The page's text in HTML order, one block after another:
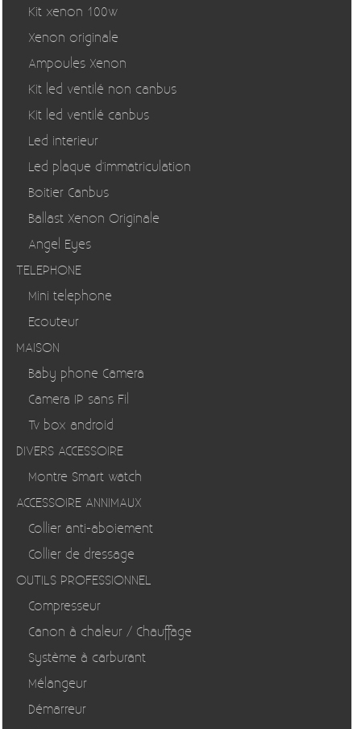
Kit xenon 100w
Xenon originale
Ampoules Xenon
Kit led ventilé non canbus
Kit led ventilé canbus
Led interieur
Led plaque d'immatriculation
Boitier Canbus
Ballast Xenon Originale
Angel Eyes
TELEPHONE
Mini telephone
Ecouteur
MAISON
Baby phone Camera
Camera IP sans Fil
Tv box android
DIVERS ACCESSOIRE
Montre Smart watch
ACCESSOIRE ANNIMAUX
Collier anti-aboiement
Collier de dressage
OUTILS PROFESSIONNEL
Compresseur
Canon à chaleur / Chauffage
Système à carburant
Mélangeur
Démarreur